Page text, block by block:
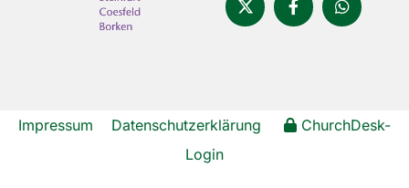
Impressum Datenschutzerklärung
ChurchDesk-
Login